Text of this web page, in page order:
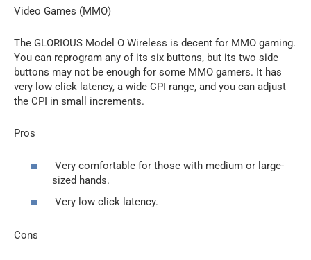
Video Games (MMO)
The GLORIOUS Model O Wireless is decent for MMO gaming.
You can reprogram any of its six buttons, but its two side
buttons may not be enough for some MMO gamers. It has
very low click latency, a wide CPI range, and you can adjust
the CPI in small increments.
Pros
Very comfortable for those with medium or large-
sized hands.
Very low click latency.
Cons